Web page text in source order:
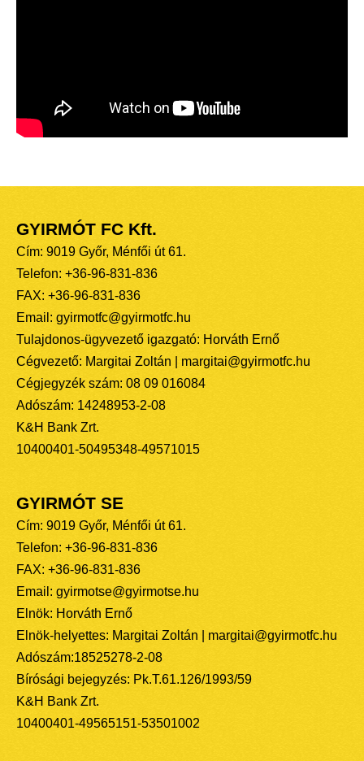
GYIRMÓT FC Kft.
Cím: 9019 Győr, Ménfői út 61.
Telefon: +36-96-831-836
FAX: +36-96-831-836
Email: gyirmotfc@gyirmotfc.hu
Tulajdonos-ügyvezető igazgató: Horváth Ernő
Cégvezető: Margitai Zoltán | margitai@gyirmotfc.hu
Cégjegyzék szám: 08 09 016084
Adószám: 14248953-2-08
K&H Bank Zrt.
10400401-50495348-49571015
GYIRMÓT SE
Cím: 9019 Győr, Ménfői út 61.
Telefon: +36-96-831-836
FAX: +36-96-831-836
Email: gyirmotse@gyirmotse.hu
Elnök: Horváth Ernő
Elnök-helyettes: Margitai Zoltán | margitai@gyirmotfc.hu
Adószám:18525278-2-08
Bírósági bejegyzés: Pk.T.61.126/1993/59
K&H Bank Zrt.
10400401-49565151-53501002